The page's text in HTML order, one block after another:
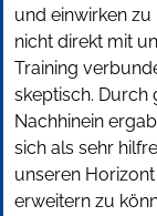
und einwirken
nicht direkt mit
Training
skeptisch. Durch
Nachhinein
sich als sehr
unseren
erweitern zu